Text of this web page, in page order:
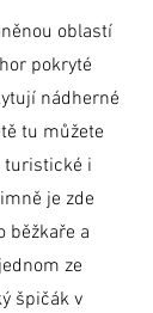
oblastí
pokryté
nádherné
tu můžete
turistické i
je zde
běžkaře a
ze
špičák v